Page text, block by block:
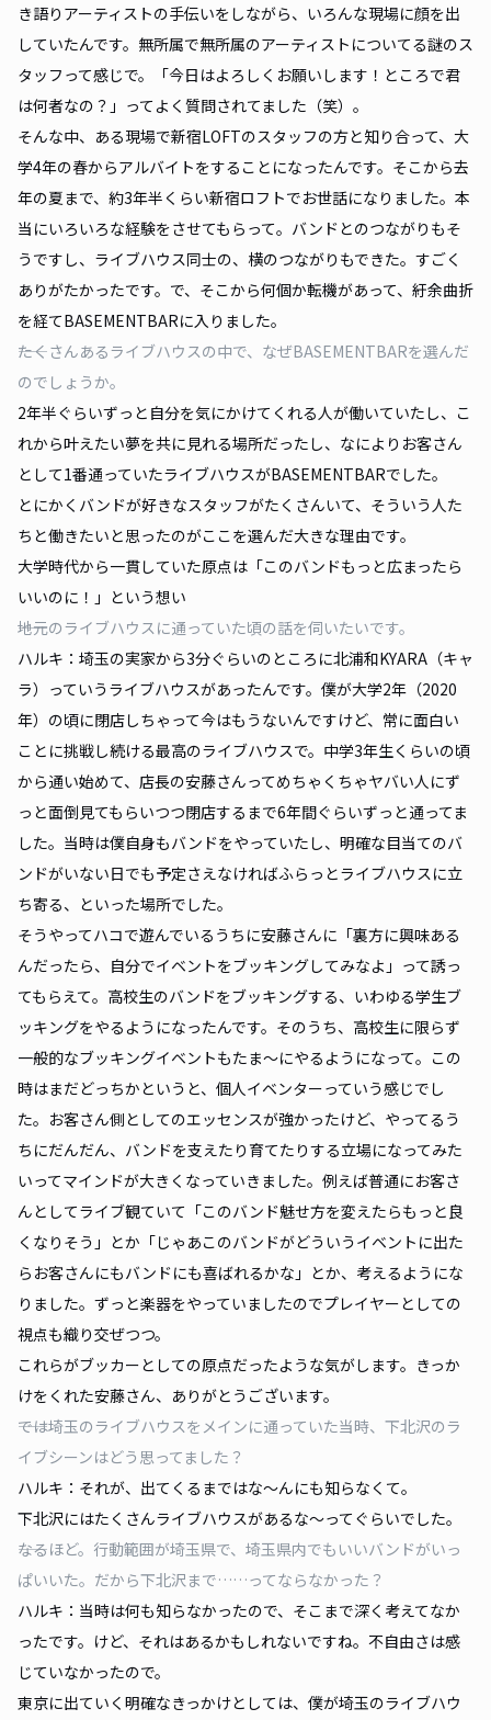
き語りアーティストの手伝いをしながら、いろんな現場に顔を出
していたんです。無所属で無所属のアーティストについてる謎のス
タッフって感じで。「今日はよろしくお願いします！ところで君
は何者なの？」ってよく質問されてました（笑）。
そんな中、ある現場で新宿LOFTのスタッフの方と知り合って、大
学4年の春からアルバイトをすることになったんです。そこから去
年の夏まで、約3年半くらい新宿ロフトでお世話になりました。本
当にいろいろな経験をさせてもらって。バンドとのつながりもそ
うですし、ライブハウス同士の、横のつながりもできた。すごく
ありがたかったです。で、そこから何個か転機があって、紆余曲折
を経てBASEMENTBARに入りました。
――たくさんあるライブハウスの中で、なぜBASEMENTBARを選んだ
のでしょうか。
2年半ぐらいずっと自分を気にかけてくれる人が働いていたし、こ
れから叶えたい夢を共に見れる場所だったし、なによりお客さん
として1番通っていたライブハウスがBASEMENTBARでした。
とにかくバンドが好きなスタッフがたくさんいて、そういう人た
ちと働きたいと思ったのがここを選んだ大きな理由です。
大学時代から一貫していた原点は「このバンドもっと広まったら
いいのに！」という想い
――地元のライブハウスに通っていた頃の話を伺いたいです。
ハルキ：埼玉の実家から3分ぐらいのところに北浦和KYARA（キャ
ラ）っていうライブハウスがあったんです。僕が大学2年（2020
年）の頃に閉店しちゃって今はもうないんですけど、常に面白い
ことに挑戦し続ける最高のライブハウスで。中学3年生くらいの頃
から通い始めて、店長の安藤さんってめちゃくちゃヤバい人にず
っと面倒見てもらいつつ閉店するまで6年間ぐらいずっと通ってま
した。当時は僕自身もバンドをやっていたし、明確な目当てのバ
ンドがいない日でも予定さえなければふらっとライブハウスに立
ち寄る、といった場所でした。
そうやってハコで遊んでいるうちに安藤さんに「裏方に興味ある
んだったら、自分でイベントをブッキングしてみなよ」って誘っ
てもらえて。高校生のバンドをブッキングする、いわゆる学生ブ
ッキングをやるようになったんです。そのうち、高校生に限らず
一般的なブッキングイベントもたま〜にやるようになって。この
時はまだどっちかというと、個人イベンターっていう感じでし
た。お客さん側としてのエッセンスが強かったけど、やってるう
ちにだんだん、バンドを支えたり育てたりする立場になってみた
いってマインドが大きくなっていきました。例えば普通にお客さ
んとしてライブ観ていて「このバンド魅せ方を変えたらもっと良
くなりそう」とか「じゃあこのバンドがどういうイベントに出た
らお客さんにもバンドにも喜ばれるかな」とか、考えるようにな
りました。ずっと楽器をやっていましたのでプレイヤーとしての
視点も織り交ぜつつ。
これらがブッカーとしての原点だったような気がします。きっか
けをくれた安藤さん、ありがとうございます。
――では埼玉のライブハウスをメインに通っていた当時、下北沢のラ
イブシーンはどう思ってました？
ハルキ：それが、出てくるまではな〜んにも知らなくて。
下北沢にはたくさんライブハウスがあるな〜ってぐらいでした。
――なるほど。行動範囲が埼玉県で、埼玉県内でもいいバンドがいっ
ぱいいた。だから下北沢まで……ってならなかった？
ハルキ：当時は何も知らなかったので、そこまで深く考えてなか
ったです。けど、それはあるかもしれないですね。不自由さは感
じていなかったので。
東京に出ていく明確なきっかけとしては、僕が埼玉のライブハウ